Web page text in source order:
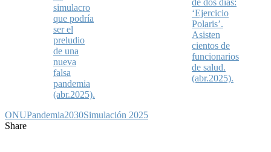
simulacro
que podría
ser el
preludio
de una
nueva
falsa
pandemia
(abr.2025).
de dos días:
‘Ejercicio
Polaris’.
Asisten
cientos de
funcionarios
de salud.
(abr.2025).
ONUPandemia2030Simulación 2025
Share